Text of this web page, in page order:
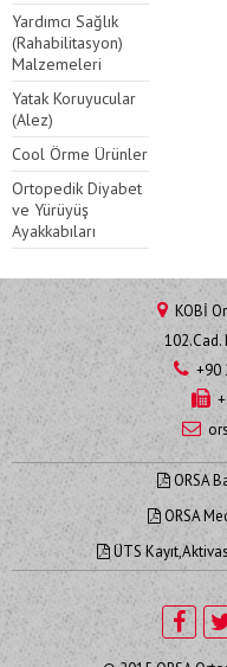
Yardımcı Sağlık
(Rahabilitasyon)
Malzemeleri
Yatak Koruyucular
(Alez)
Cool Örme Ürünler
Ortopedik Diyabet
ve Yürüyüş
Ayakkabıları
KOBİ
102.Cad.
+90
ORSA
ORSA
ÜTS